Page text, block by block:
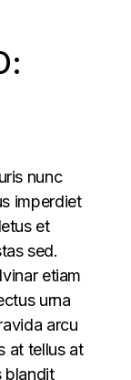
nunc
imperdiet
et
sed.
etiam
urna
arcu
at tellus at
blandit